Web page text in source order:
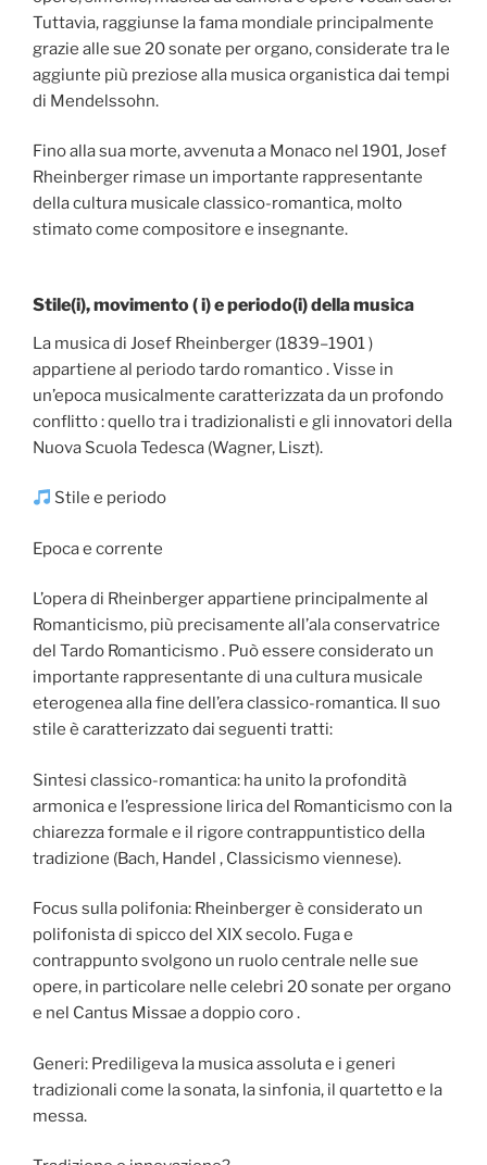
Tuttavia, raggiunse la fama mondiale principalmente
grazie alle sue 20 sonate per organo, considerate tra le
aggiunte più preziose alla musica organistica dai tempi
di Mendelssohn.
Fino alla sua morte, avvenuta a Monaco nel 1901, Josef
Rheinberger rimase un importante rappresentante
della cultura musicale classico-romantica, molto
stimato come compositore e insegnante.
Stile(i), movimento ( i) e periodo(i) della musica
La musica di Josef Rheinberger (1839–1901 )
appartiene al periodo tardo romantico . Visse in
un’epoca musicalmente caratterizzata da un profondo
conflitto : quello tra i tradizionalisti e gli innovatori della
Nuova Scuola Tedesca (Wagner, Liszt).
Stile e periodo
Epoca e corrente
L’opera di Rheinberger appartiene principalmente al
Romanticismo, più precisamente all’ala conservatrice
del Tardo Romanticismo . Può essere considerato un
importante rappresentante di una cultura musicale
eterogenea alla fine dell’era classico-romantica. Il suo
stile è caratterizzato dai seguenti tratti:
Sintesi classico-romantica: ha unito la profondità
armonica e l’espressione lirica del Romanticismo con la
chiarezza formale e il rigore contrappuntistico della
tradizione (Bach, Handel , Classicismo viennese).
Focus sulla polifonia: Rheinberger è considerato un
polifonista di spicco del XIX secolo. Fuga e
contrappunto svolgono un ruolo centrale nelle sue
opere, in particolare nelle celebri 20 sonate per organo
e nel Cantus Missae a doppio coro .
Generi: Prediligeva la musica assoluta e i generi
tradizionali come la sonata, la sinfonia, il quartetto e la
messa.